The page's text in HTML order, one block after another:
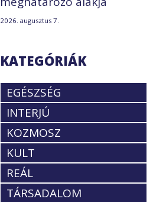
2026. augusztus 7.
KATEGÓRIÁK
EGÉSZSÉG
INTERJÚ
KOZMOSZ
KULT
REÁL
TÁRSADALOM